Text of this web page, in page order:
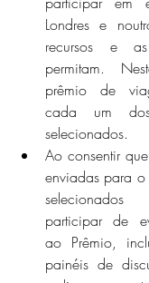
Londres e
recursos e
permitam.
prêmio de
cada um
selecionados.
Ao consentir
enviadas para o
participar de
ao Prêmio,
painéis de